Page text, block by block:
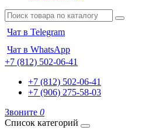
Чат в Telegram
Чат в WhatsApp
+7 (812) 502-06-41
+7 (812) 502-06-41
+7 (906) 275-58-03
Звоните 0
Список категорий